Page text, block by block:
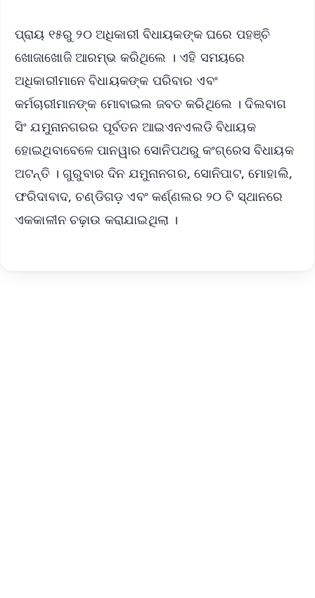
ପ୍ରାୟ ୧୫ରୁ ୨୦ ଅଧିକାରୀ ବିଧାୟକଙ୍କ ଘରେ ପହଞ୍ଚି
ଖୋଜାଖୋଜି ଆରମ୍ଭ କରିଥିଲେ । ଏହି ସମୟରେ
ଅଧିକାରୀମାନେ ବିଧାୟକଙ୍କ ପରିବାର ଏବଂ
କର୍ମଚାରୀମାନଙ୍କ ମୋବାଇଲ ଜବତ କରିଥିଲେ । ଦିଲବାଗ
ସିଂ ଯମୁନାନଗରର ପୂର୍ବତନ ଆଇଏନଏଲଡି ବିଧାୟକ
ହୋଇଥିବାବେଳେ ପାନୱାର ସୋନିପଥରୁ କଂଗ୍ରେସ ବିଧାୟକ
ଅଟନ୍ତି । ଗୁରୁବାର ଦିନ ଯମୁନାନଗର, ସୋନିପାଟ, ମୋହାଲି,
ଫରିଦାବାଦ, ଚଣ୍ଡିଗଡ଼ ଏବଂ କର୍ଣ୍ଣଲର ୨୦ ଟି ସ୍ଥାନରେ
ଏକକାଳୀନ ଚଢ଼ାଉ କରାଯାଇଥିଲା ।